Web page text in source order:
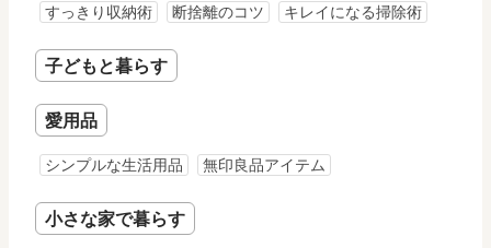
すっきり収納術 断捨離のコツ キレイになる掃除術
子どもと暮らす
愛用品
シンプルな生活用品 無印良品アイテム
小さな家で暮らす